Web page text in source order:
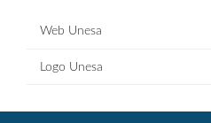
Web Unesa
Logo Unesa